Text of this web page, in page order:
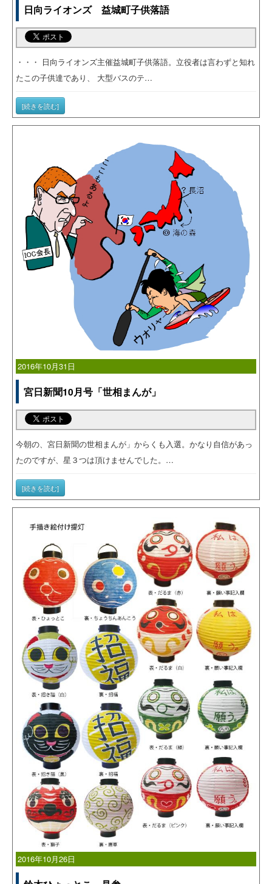
日向ライオンズ 益城町子供落語
・・・ 日向ライオンズ主催益城町子供落語。立役者は言わずと知れ
たこの子供達であり、 大型バスのテ…
[続きを読む]
2016年10月31日
宮日新聞10月号「世相まんが」
今朝の、宮日新聞の世相まんが」からくも入選。かなり自信があっ
たのですが、星３つは頂けませんでした。…
[続きを読む]
2016年10月26日